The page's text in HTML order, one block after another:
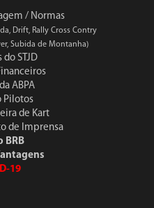
/ Normas
Drift, Rally Cross Contry
Subida de Montanha)
do STJD
ABPA
Pilotos
de Kart
de Imprensa
BRB
19